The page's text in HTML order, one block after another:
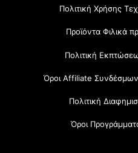
Πολιτική Χρήσης
Προϊόντα Φιλικά
Πολιτική
Όροι Affiliate
Πολιτική
Όροι